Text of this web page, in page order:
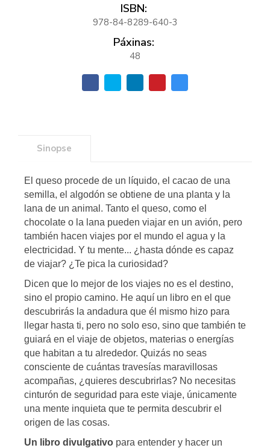
ISBN:
978-84-8289-640-3
Páxinas:
48
Sinopse
El queso procede de un líquido, el cacao de una
semilla, el algodón se obtiene de una planta y la
lana de un animal. Tanto el queso, como el
chocolate o la lana pueden viajar en un avión, pero
también hacen viajes por el mundo el agua y la
electricidad. Y tu mente... ¿hasta dónde es capaz
de viajar? ¿Te pica la curiosidad?
Dicen que lo mejor de los viajes no es el destino,
sino el propio camino. He aquí un libro en el que
descubrirás la andadura que él mismo hizo para
llegar hasta ti, pero no solo eso, sino que también te
guiará en el viaje de objetos, materias o energías
que habitan a tu alrededor. Quizás no seas
consciente de cuántas travesías maravillosas
acompañas, ¿quieres descubrirlas? No necesitas
cinturón de seguridad para este viaje, únicamente
una mente inquieta que te permita descubrir el
origen de las cosas.
Un libro divulgativo para entender y hacer un